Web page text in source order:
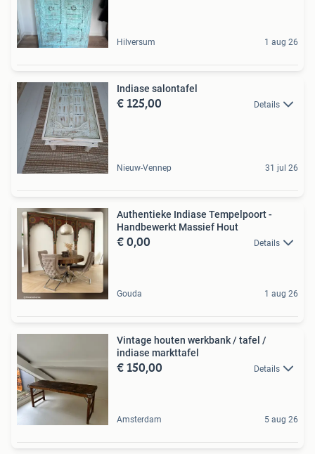
Hilversum 1 aug 26
Indiase salontafel
€ 125,00 Details
Nieuw-Vennep 31 jul 26
Authentieke Indiase Tempelpoort -
Handbewerkt Massief Hout
€ 0,00 Details
Gouda 1 aug 26
Vintage houten werkbank / tafel /
indiase markttafel
€ 150,00 Details
Amsterdam 5 aug 26